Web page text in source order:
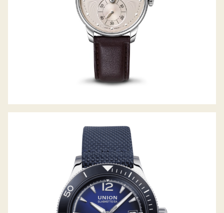
NORAMIS DATUM SPORT